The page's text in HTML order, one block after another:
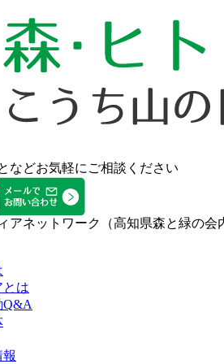
などお気軽にご相談ください
アネットワーク（高知県森と緑の会
とは
Q&A